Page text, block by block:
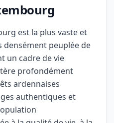
est la plus vaste et
peuplée de
un cadre de vie
profondément
ardennaises
authentiques et